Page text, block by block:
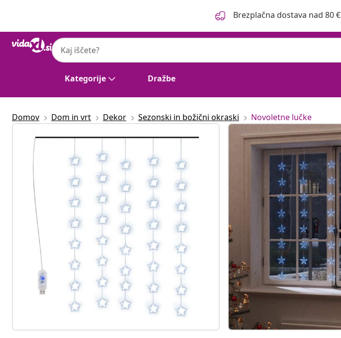
Brezplačna dostava nad 80 €
Kategorije Dražbe
Domov Dom in vrt Dekor Sezonski in božični okraski Novoletne lučke